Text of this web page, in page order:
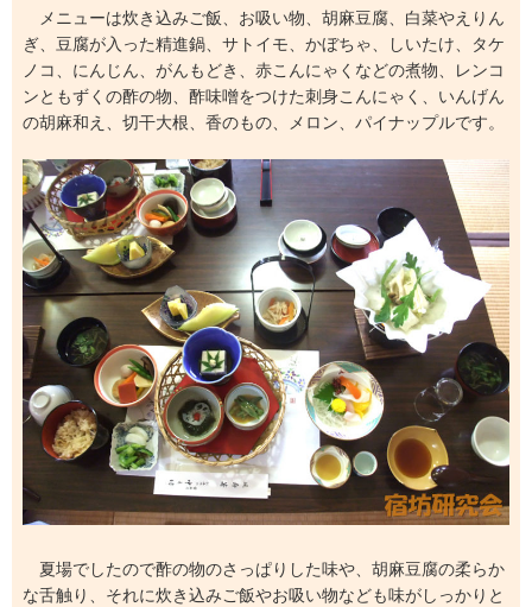
メニューは炊き込みご飯、お吸い物、胡麻豆腐、白菜やえりん
ぎ、豆腐が入った精進鍋、サトイモ、かぼちゃ、しいたけ、タケ
ノコ、にんじん、がんもどき、赤こんにゃくなどの煮物、レンコ
ンともずくの酢の物、酢味噌をつけた刺身こんにゃく、いんげん
の胡麻和え、切干大根、香のもの、メロン、パイナップルです。
夏場でしたので酢の物のさっぱりした味や、胡麻豆腐の柔らか
な舌触り、それに炊き込みご飯やお吸い物なども味がしっかりと